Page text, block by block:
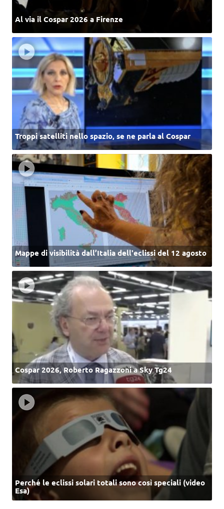
Al via il Cospar 2026 a Firenze
Troppi satelliti nello spazio, se ne parla al Cospar
Mappe di visibilità dall’Italia dell'eclissi del 12 agosto
Cospar 2026, Roberto Ragazzoni a Sky Tg24
Perché le eclissi solari totali sono così speciali (video
Esa)